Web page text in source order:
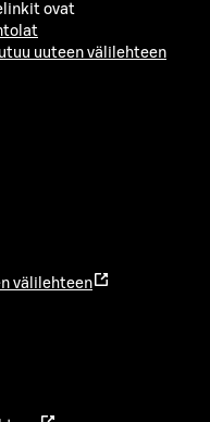
ovat
uuteen välilehteen
välilehteen